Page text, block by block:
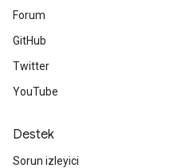
Forum
GitHub
Twitter
YouTube
Destek
Sorun izleyici